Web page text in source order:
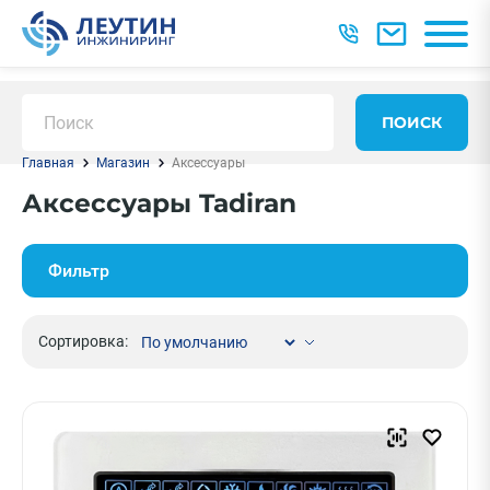
ПОИСК
Главная Магазин Аксессуары
Аксессуары Tadiran
Фильтр
Сортировка: